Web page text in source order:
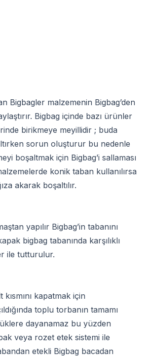
Bigbagler malzemenin Bigbag’den
Bigbag içinde bazı ürünler
birikmeye meyillidir ; buda
sorun oluşturur bu nedenle
boşaltmak için Bigbag’i sallaması
konik taban kullanılırsa
akarak boşaltılır.
yapılır Bigbag’in tabanını
bigbag tabanında karşılıklı
ile tutturulur.
kısmını kapatmak için
toplu torbanın tamamı
dayanamaz bu yüzden
veya rozet etek sistemi ile
etekli Bigbag bacadan